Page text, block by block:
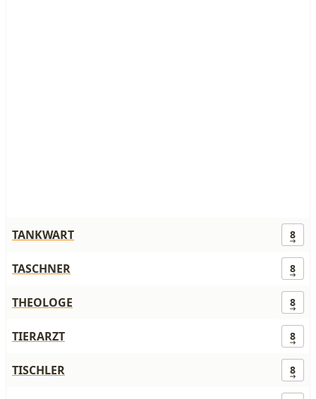
TANKWART 8
TASCHNER 8
THEOLOGE 8
TIERARZT 8
TISCHLER 8